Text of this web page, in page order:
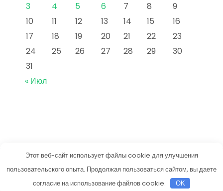
3
4 5 6 7 8
9
10
11 12 13 14 15
16
17
18 19 20 21 22
23
24
25 26 27 28 29
30
31
« Июл
vkusneetut.ru
Тема от Grace Themes
Этот веб-сайт использует файлы cookie для улучшения
пользовательского опыта. Продолжая пользоваться сайтом, вы даете
согласие на использование файлов cookie.
OK